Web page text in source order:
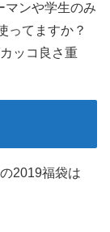
マンや学生のみ
ってますか？
ッコ良さ重
2019福袋は